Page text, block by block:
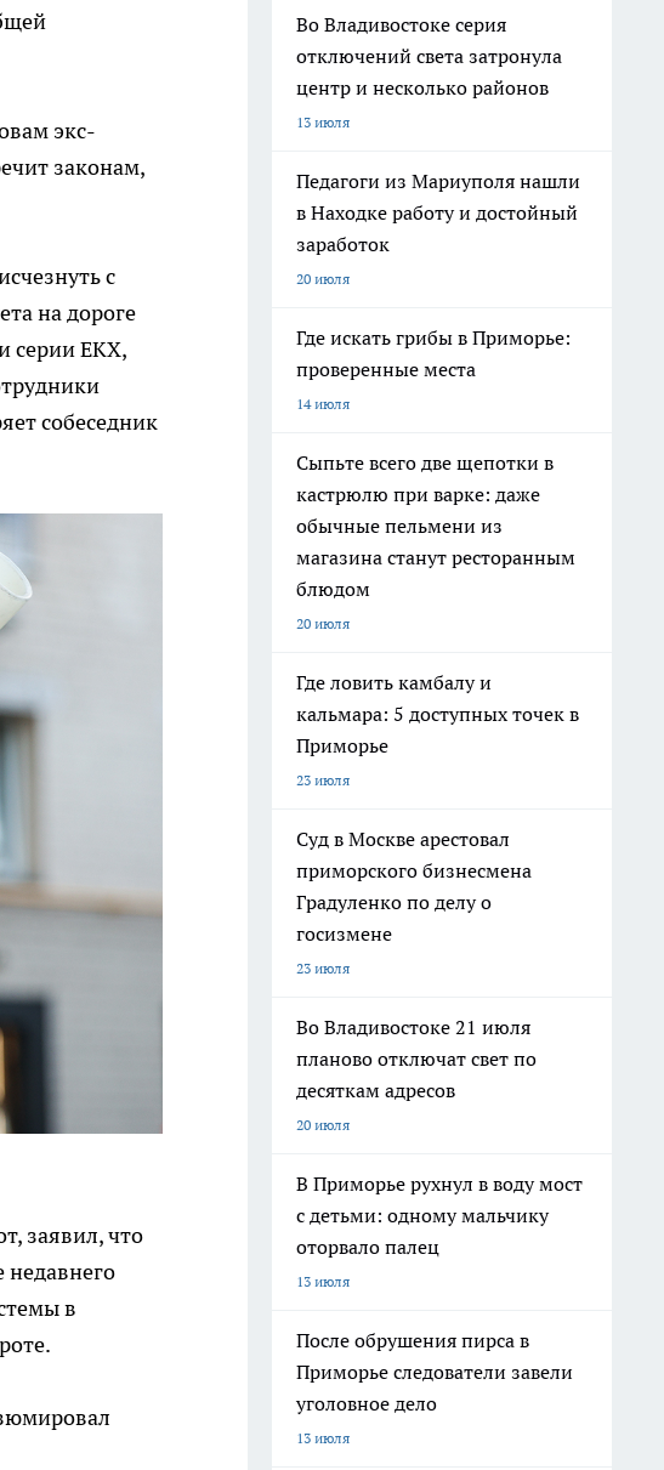
экс-
законам,
с
на дороге
серии ЕКХ,
собеседник
заявил, что
недавнего
в
Во Владивостоке серия
отключений света затронула
центр и несколько районов
13 июля
Педагоги из Мариуполя нашли
в Находке работу и достойный
заработок
20 июля
Где искать грибы в Приморье:
проверенные места
14 июля
Сыпьте всего две щепотки в
кастрюлю при варке: даже
обычные пельмени из
магазина станут ресторанным
блюдом
20 июля
Где ловить камбалу и
кальмара: 5 доступных точек в
Приморье
23 июля
Суд в Москве арестовал
приморского бизнесмена
Градуленко по делу о
госизмене
23 июля
Во Владивостоке 21 июля
планово отключат свет по
десяткам адресов
20 июля
В Приморье рухнул в воду мост
с детьми: одному мальчику
оторвало палец
13 июля
После обрушения пирса в
Приморье следователи завели
уголовное дело
13 июля